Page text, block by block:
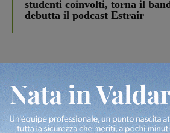
studenti coinvolti, torna il
debutta il podcast Estrair
Più lette
Figline Incisa Valdarno 1 Agosto 2026